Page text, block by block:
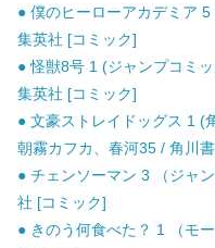
● 僕のヒーローアカデミア
集英社 [コミック]
● 怪獣8号 1 (ジャンプコミ
集英社 [コミック]
● 文豪ストレイドッグス 1 (
朝霧カフカ、春河35 / 角川
● チェンソーマン 3 （ジャ
社 [コミック]
● きのう何食べた？ 1 （モ